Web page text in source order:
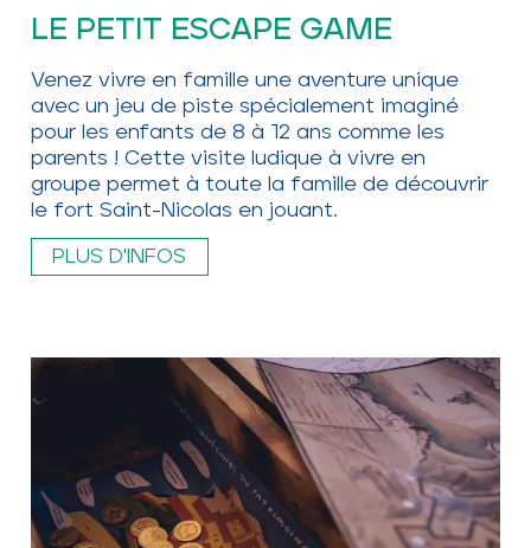
LE PETIT ESCAPE GAME
Venez vivre en famille une aventure unique
avec un jeu de piste spécialement imaginé
pour les enfants de 8 à 12 ans comme les
parents ! Cette visite ludique à vivre en
groupe permet à toute la famille de découvrir
le fort Saint-Nicolas en jouant.
PLUS D'INFOS